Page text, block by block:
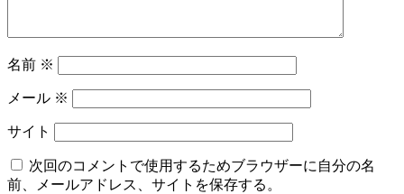
名前 ※
メール ※
サイト
次回のコメントで使用するためブラウザーに自分の名
前、メールアドレス、サイトを保存する。